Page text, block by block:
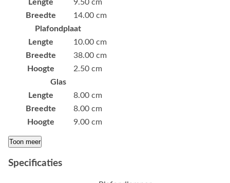
Lengte
9.50 cm
Breedte
14.00 cm
Plafondplaat
Lengte
10.00 cm
Breedte
38.00 cm
Hoogte
2.50 cm
Glas
Lengte
8.00 cm
Breedte
8.00 cm
Hoogte
9.00 cm
Toon meer
Specificaties